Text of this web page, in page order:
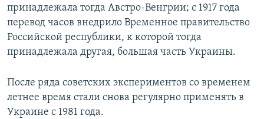
принадлежала тогда Австро-Венгрии; с 1917 года
перевод часов внедрило Временное правительство
Российской республики, к которой тогда
принадлежала другая, большая часть Украины.
После ряда советских экспериментов со временем
летнее время стали снова регулярно применять в
Украине с 1981 года.